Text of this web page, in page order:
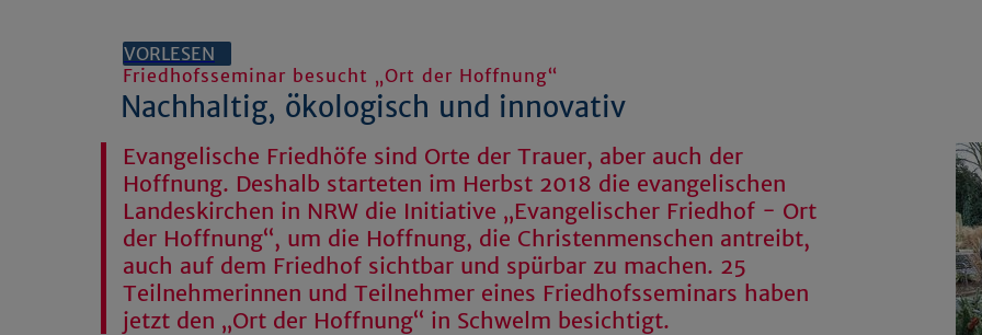
VORLESEN
Friedhofsseminar besucht „Ort der Hoffnung“
Nachhaltig, ökologisch und innovativ
Evangelische Friedhöfe sind Orte der Trauer, aber auch der
Hoffnung. Deshalb starteten im Herbst 2018 die evangelischen
Landeskirchen in NRW die Initiative „Evangelischer Friedhof - Ort
der Hoffnung“, um die Hoffnung, die Christenmenschen antreibt,
auch auf dem Friedhof sichtbar und spürbar zu machen. 25
Teilnehmerinnen und Teilnehmer eines Friedhofsseminars haben
jetzt den „Ort der Hoffnung“ in Schwelm besichtigt.